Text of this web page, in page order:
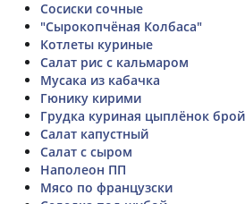
Сосиски сочные
"Сырокопчёная Колбаса"
Котлеты куриные
Салат рис с кальмаром
Мусака из кабачка
Гюнику кирими
Грудка куриная цыплёнок
Салат капустный
Салат с сыром
Наполеон ПП
Мясо по французски